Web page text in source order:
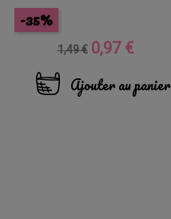
Prix
base
1,49 €
-35%
Prix
0,97 €
Ajouter au panier